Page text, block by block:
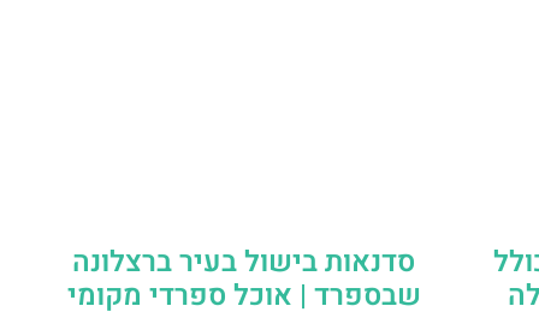
סדנאות בישול בעיר ברצלונה
שבספרד | אוכל ספרדי מקומי